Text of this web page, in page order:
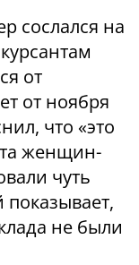
сослался на
от
от ноября
что «это
женщин-
чуть
не были